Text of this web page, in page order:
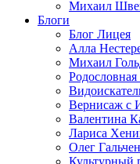
Михаил
Блоги
Блог Лицея
Алла
Михаил
Вернисаж с
Валентина
Лариса
Олег